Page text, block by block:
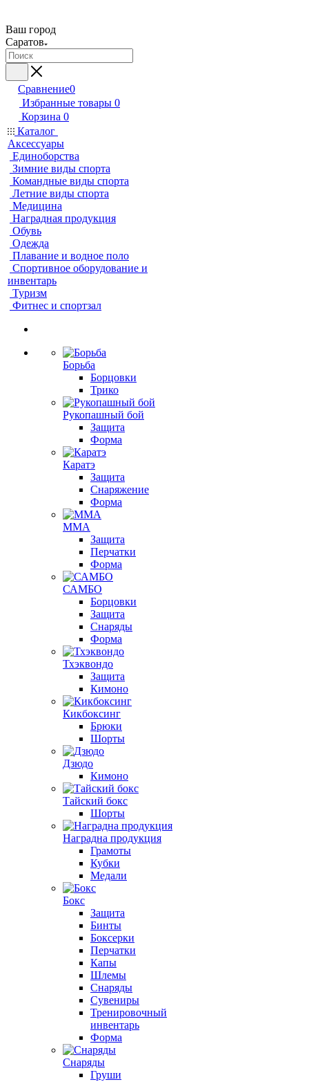
Ваш город
Саратов
Сравнение0
Избранные товары 0
Корзина 0
Каталог
Аксессуары
Единоборства
Зимние виды спорта
Командные виды спорта
Летние виды спорта
Медицина
Наградная продукция
Обувь
Одежда
Плавание и водное поло
Спортивное оборудование и
инвентарь
Туризм
Фитнес и спортзал
Борьба
Борцовки
Трико
Рукопашный бой
Защита
Форма
Каратэ
Защита
Снаряжение
Форма
ММА
Защита
Перчатки
Форма
САМБО
Борцовки
Защита
Снаряды
Форма
Тхэквондо
Защита
Кимоно
Кикбоксинг
Брюки
Шорты
Дзюдо
Кимоно
Тайский бокс
Шорты
Наградна продукция
Грамоты
Кубки
Медали
Бокс
Защита
Бинты
Боксерки
Перчатки
Капы
Шлемы
Снаряды
Сувениры
Тренировочный
инвентарь
Форма
Снаряды
Груши